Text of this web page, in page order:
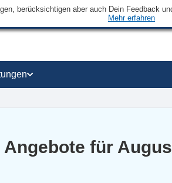
berücksichtigen aber auch Dein Feedback
Mehr erfahren
für